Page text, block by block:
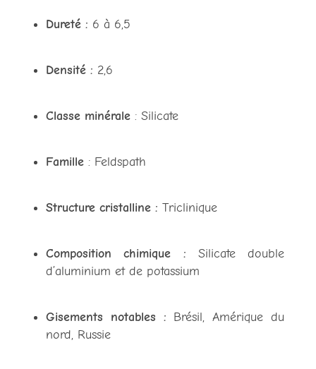
Dureté : 6 à 6,5
Densité : 2,6
Classe minérale : Silicate
Famille : Feldspath
Structure cristalline : Triclinique
Composition chimique : Silicate double
d’aluminium et de potassium
Gisements notables : Brésil, Amérique du
nord, Russie